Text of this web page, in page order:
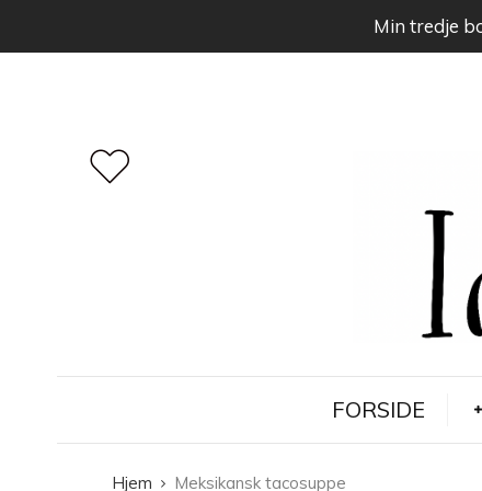
FORSIDE
Hjem Meksikansk tacosuppe
Min tredje